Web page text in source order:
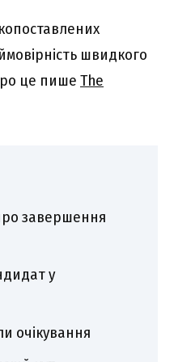
швидкого
це пише The
завершення
у
очікування